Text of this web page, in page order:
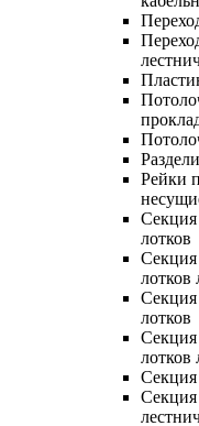
Рейки
Секция
лотков
Секция
лотков
Секция
лотков
Секция
лотков
Секция
Секция